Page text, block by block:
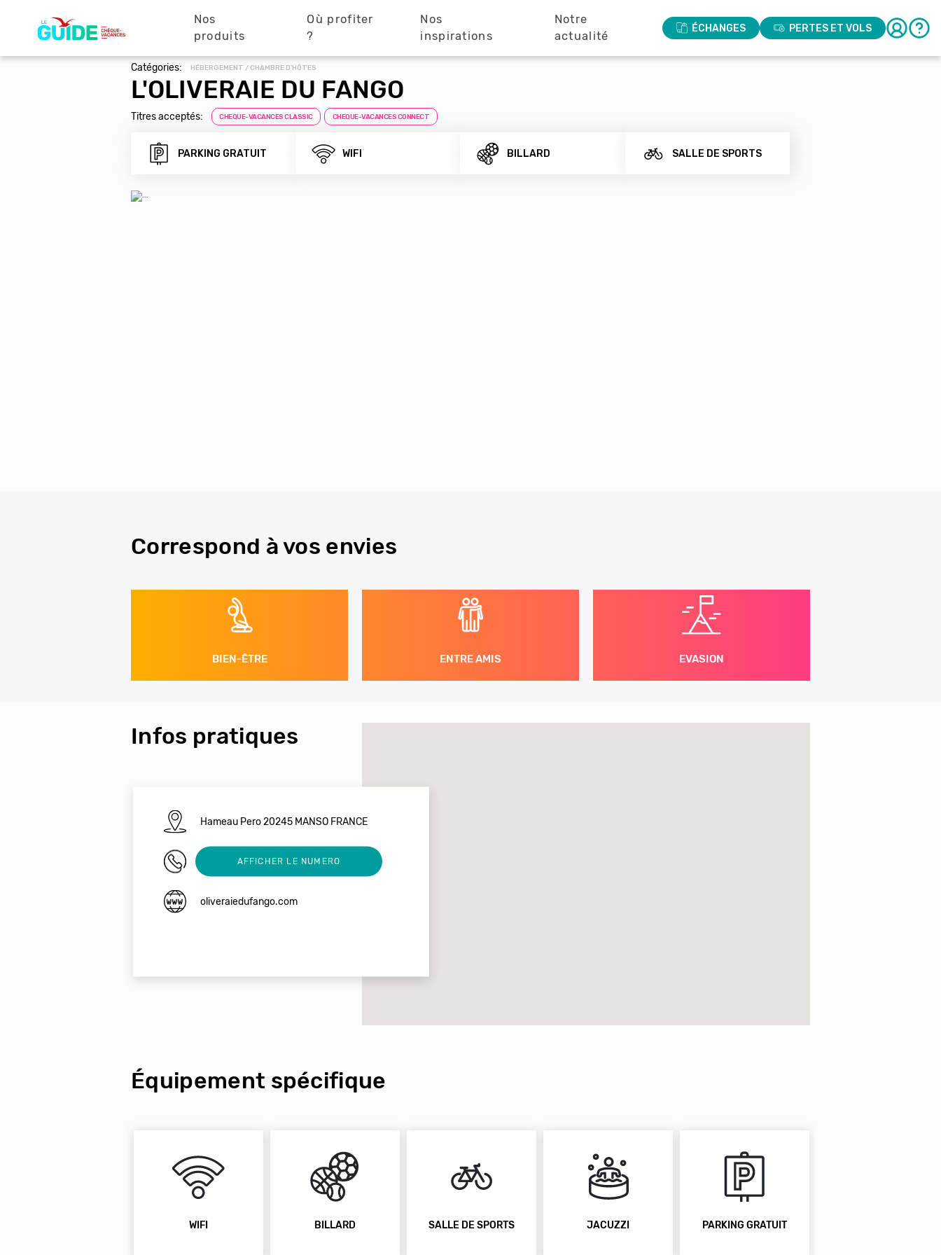
principale
Nos
produits
Où profiter
?
Nos
inspirations
Notre
actualité
ÉCHANGES PERTES ET VOLS
Catégories: HÉBERGEMENT / CHAMBRE D'HÔTES
L'OLIVERAIE DU FANGO
Titres acceptés: CHEQUE-VACANCES CLASSIC CHEQUE-VACANCES CONNECT
PARKING GRATUIT WIFI BILLARD SALLE DE SPORTS
Correspond à vos envies
BIEN-ÊTRE ENTRE AMIS EVASION
Infos pratiques
Hameau Pero 20245 MANSO FRANCE
0623444446AFFICHER LE NUMERO
oliveraiedufango.com
Équipement spécifique
WIFI BILLARD SALLE DE SPORTS JACUZZI PARKING GRATUIT